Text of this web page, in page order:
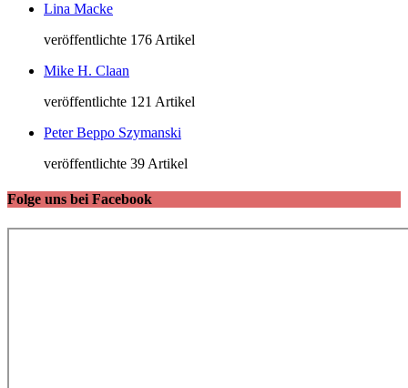
Lina Macke
veröffentlichte 176 Artikel
Mike H. Claan
veröffentlichte 121 Artikel
Peter Beppo Szymanski
veröffentlichte 39 Artikel
Folge uns bei Facebook